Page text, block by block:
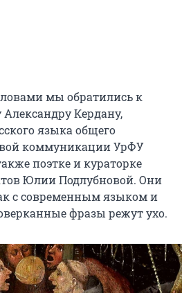
мы обратились к
Кердану,
языка общего
коммуникации УрФУ
поэтке и кураторке
Юлии Подлубновой. Они
с современным языком и
фразы режут ухо.